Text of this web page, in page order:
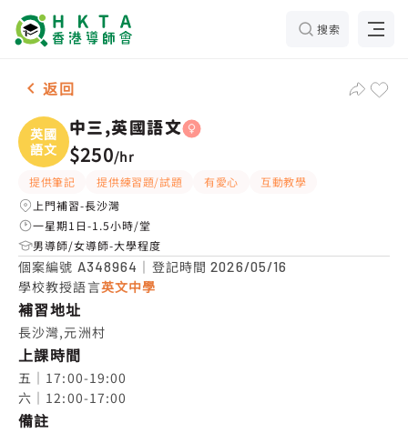
搜索
女-1名 中三,英國語文，長沙灣 補習推介
返回
英國
語文
中三,英國語文
$250/hr
提供筆記 提供練習題/試題 有愛心
互動教學
上門補習-長沙灣
一星期1日-1.5小時/堂
男導師/女導師-大學程度
個案編號 A348964 ｜登記時間2026/05/16
學校教授語言英文中學
補習地址
長沙灣,元洲村
上課時間
五｜17:00-19:00
六｜12:00-17:00
備註